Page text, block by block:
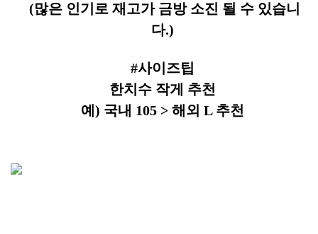
(많은 인기로 재고가 금방 소진 될 수 있습니
다.)
#사이즈팁
한치수 작게 추천
예) 국내 105 > 해외 L 추천